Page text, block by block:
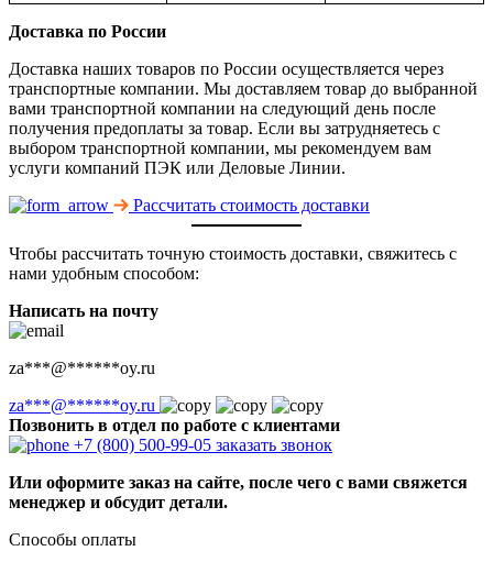
Доставка по России
Доставка наших товаров по России осуществляется через
транспортные компании. Мы доставляем товар до выбранной
вами транспортной компании на следующий день после
получения предоплаты за товар. Если вы затрудняетесь с
выбором транспортной компании, мы рекомендуем вам
услуги компаний ПЭК или Деловые Линии.
Рассчитать стоимость доставки
Чтобы рассчитать точную стоимость доставки, свяжитесь с
нами удобным способом:
Написать на почту
za***@******oy.ru
za***@******oy.ru
Позвонить в отдел по работе с клиентами
+7 (800) 500-99-05 заказать звонок
Или оформите заказ на сайте, после чего с вами свяжется
менеджер и обсудит детали.
Способы оплаты